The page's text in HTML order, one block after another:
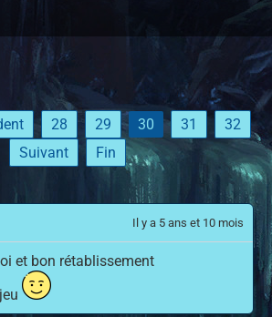
28 29 30 31
32
Suivant
Fin
Il y a 5 ans et 10 mois
et bon rétablissement